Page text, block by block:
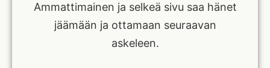
Ammattimainen ja selkeä sivu saa hänet
jäämään ja ottamaan seuraavan
askeleen.